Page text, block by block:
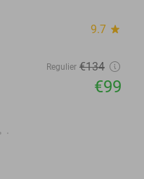
9.7 star
Regulier €134
€99